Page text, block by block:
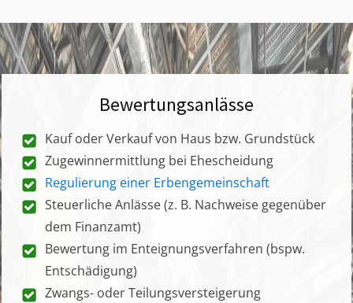
Bewertungsanlässe
Kauf oder Verkauf von Haus bzw. Grundstück
Zugewinnermittlung bei Ehescheidung
Regulierung einer Erbengemeinschaft
Steuerliche Anlässe (z. B. Nachweise gegenüber
dem Finanzamt)
Bewertung im Enteignungsverfahren (bspw.
Entschädigung)
Zwangs- oder Teilungsversteigerung